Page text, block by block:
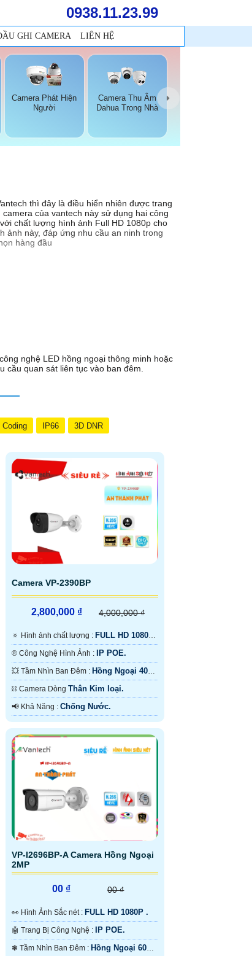
0938.11.23.99
GHI CAMERA LIÊN HỆ
Camera Phát Hiện
Người
Camera Thu Âm
Dahua Trong Nhà
thì đây là điều hiển nhiên được trang
của vantech này sử dụng hai công
chất lượng hình ảnh Full HD 1080p cho
ảnh này, đáp ứng nhu cầu an ninh trong
hàng đầu
nghệ LED hồng ngoại thông minh hoặc
quan sát liên tục vào ban đêm.
Coding IP66 3D DNR
Camera VP-2390BP
2,800,000 ₫ 4,000,000 ₫
🔅 Hình ảnh chất lượng : FULL HD 1080P
.
®️ Công Nghệ Hình Ảnh : IP POE.
💥 Tầm Nhìn Ban Đêm : Hồng Ngoại 40m
Hồng Ngoại Smart IR.
⛓ Camera Dòng Thân Kim loại.
️📢 Khả Năng : Chống Nước.
VP-I2696BP-A Camera Hồng Ngoại
2MP
00 ₫ 00 ₫
️👀 Hình Ảnh Sắc nét : FULL HD 1080P .
🤖️ Trang Bị Công Nghệ : IP POE.
❃ Tầm Nhìn Ban Đêm : Hồng Ngoại 60m